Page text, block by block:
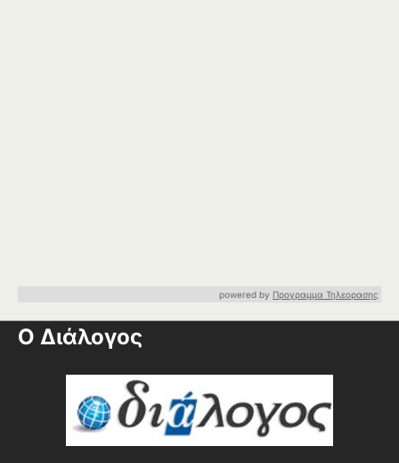
powered by Προγραμμα Τηλεορασης
Ο Διάλογος